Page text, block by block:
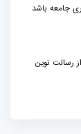
جامعه باشد
رسالت نوین